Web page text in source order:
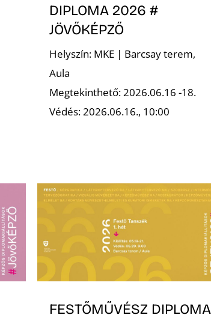
DIPLOMA 2026 #
JÖVŐKÉPZŐ
Helyszín: MKE | Barcsay terem,
Aula
Megtekinthető: 2026.06.16 -18.
Védés: 2026.06.16., 10:00
FESTŐMŰVÉSZ DIPLOMA